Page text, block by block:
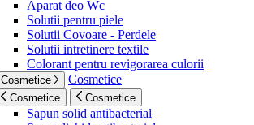
Aparat deo Wc
Solutii pentru piele
Solutii Covoare - Perdele
Solutii intretinere textile
Colorant pentru revigorarea culorii
Cosmetice Cosmetice
Cosmetice Cosmetice
Sapun solid antibacterial